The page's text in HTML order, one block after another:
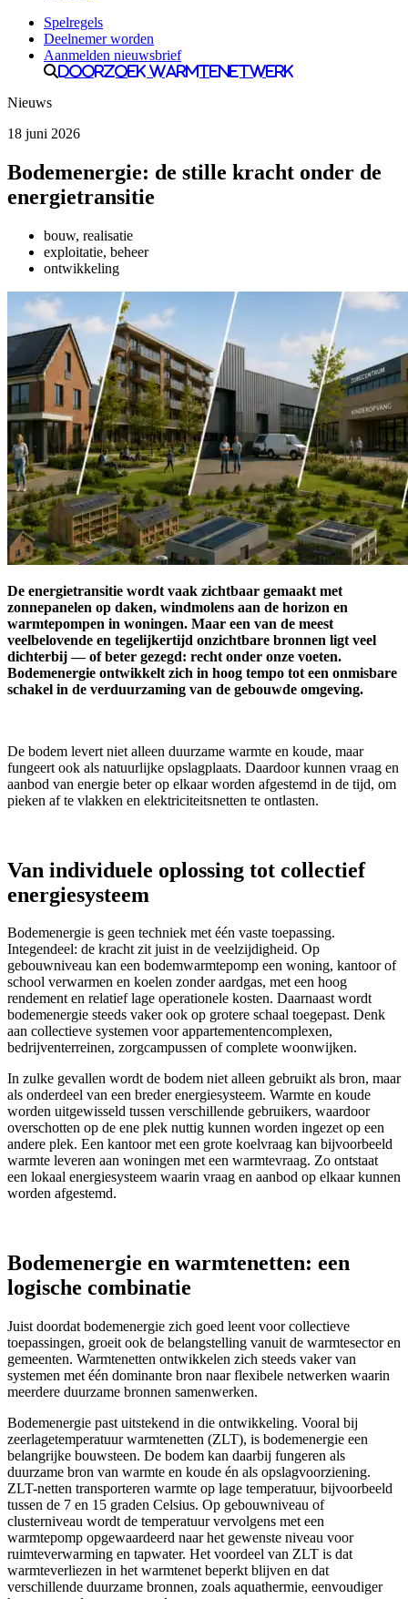
Spelregels
Deelnemer worden
Aanmelden nieuwsbrief
Doorzoek Warmtenetwerk
Nieuws
18 juni 2026
Bodemenergie: de stille kracht onder de
energietransitie
bouw, realisatie
exploitatie, beheer
ontwikkeling
De energietransitie wordt vaak zichtbaar gemaakt met
zonnepanelen op daken, windmolens aan de horizon en
warmtepompen in woningen. Maar een van de meest
veelbelovende en tegelijkertijd onzichtbare bronnen ligt veel
dichterbij — of beter gezegd: recht onder onze voeten.
Bodemenergie ontwikkelt zich in hoog tempo tot een onmisbare
schakel in de verduurzaming van de gebouwde omgeving.
De bodem levert niet alleen duurzame warmte en koude, maar
fungeert ook als natuurlijke opslagplaats. Daardoor kunnen vraag en
aanbod van energie beter op elkaar worden afgestemd in de tijd, om
pieken af te vlakken en elektriciteitsnetten te ontlasten.
Van individuele oplossing tot collectief
energiesysteem
Bodemenergie is geen techniek met één vaste toepassing.
Integendeel: de kracht zit juist in de veelzijdigheid. Op
gebouwniveau kan een bodemwarmtepomp een woning, kantoor of
school verwarmen en koelen zonder aardgas, met een hoog
rendement en relatief lage operationele kosten. Daarnaast wordt
bodemenergie steeds vaker ook op grotere schaal toegepast. Denk
aan collectieve systemen voor appartementencomplexen,
bedrijventerreinen, zorgcampussen of complete woonwijken.
In zulke gevallen wordt de bodem niet alleen gebruikt als bron, maar
als onderdeel van een breder energiesysteem. Warmte en koude
worden uitgewisseld tussen verschillende gebruikers, waardoor
overschotten op de ene plek nuttig kunnen worden ingezet op een
andere plek. Een kantoor met een grote koelvraag kan bijvoorbeeld
warmte leveren aan woningen met een warmtevraag. Zo ontstaat
een lokaal energiesysteem waarin vraag en aanbod op elkaar kunnen
worden afgestemd.
Bodemenergie en warmtenetten: een
logische combinatie
Juist doordat bodemenergie zich goed leent voor collectieve
toepassingen, groeit ook de belangstelling vanuit de warmtesector en
gemeenten. Warmtenetten ontwikkelen zich steeds vaker van
systemen met één dominante bron naar flexibele netwerken waarin
meerdere duurzame bronnen samenwerken.
Bodemenergie past uitstekend in die ontwikkeling. Vooral bij
zeerlagetemperatuur warmtenetten (ZLT), is bodemenergie een
belangrijke bouwsteen. De bodem kan daarbij fungeren als
duurzame bron van warmte en koude én als opslagvoorziening.
ZLT-netten transporteren warmte op lage temperatuur, bijvoorbeeld
tussen de 7 en 15 graden Celsius. Op gebouwniveau of
clusterniveau wordt de temperatuur vervolgens met een
warmtepomp opgewaardeerd naar het gewenste niveau voor
ruimteverwarming en tapwater. Het voordeel van ZLT is dat
warmteverliezen in het warmtenet beperkt blijven en dat
verschillende duurzame bronnen, zoals aquathermie, eenvoudiger